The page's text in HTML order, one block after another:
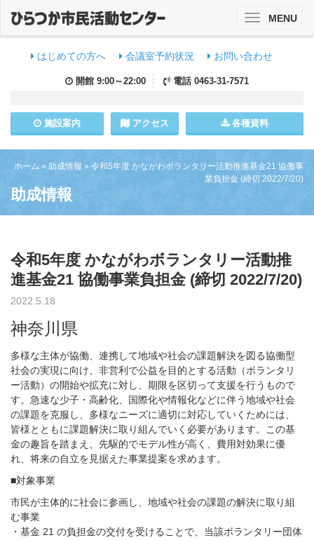
はじめての方へ 会議室予約状況 お問い合わせ
開館 9:00～22:00 電話 0463-31-7571
施設案内 アクセス 各種資料
ToggleMENU
ホーム » 助成情報 » 令和5年度 かながわボランタリー活動推進基金21 協働事
業負担金 (締切 2022/7/20)
助成情報
令和5年度 かながわボランタリー活動推
進基金21 協働事業負担金 (締切 2022/7/20)
2022.5.18
神奈川県
多様な主体が協働、連携して地域や社会の課題解決を図る協働型
社会の実現に向け、非営利で公益を目的とする活動（ボランタリ
ー活動）の開始や拡充に対し、期限を区切って支援を行うもので
す。急速な少子・高齢化、国際化や情報化などに伴う地域や社会
の課題を克服し、多様なニーズに適切に対応していくためには、
皆様とともに課題解決に取り組んでいく必要があります。この基
金の趣旨を踏まえ、先駆的でモデル性が高く、費用対効果に優
れ、将来の自立を見据えた事業提案を求めます。
■対象事業
市民が主体的に社会に参画し、地域や社会の課題の解決に取り組
む事業
・基金 21 の負担金の交付を受けることで、当該ボランタリー団体